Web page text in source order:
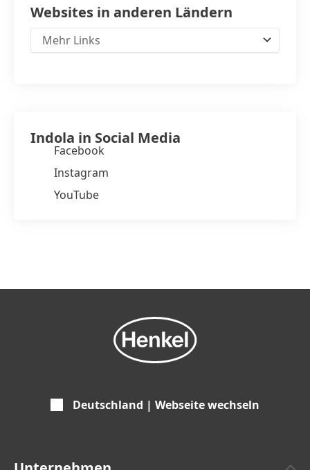
Websites in anderen Ländern
Mehr Links
Indola in Social Media
Facebook
Instagram
YouTube
Deutschland | Webseite wechseln